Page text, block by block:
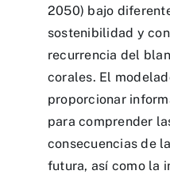
2050) bajo
sostenibilidad y
recurrencia del
corales. El
proporcionar
para comprender
consecuencias de
futura, así como la